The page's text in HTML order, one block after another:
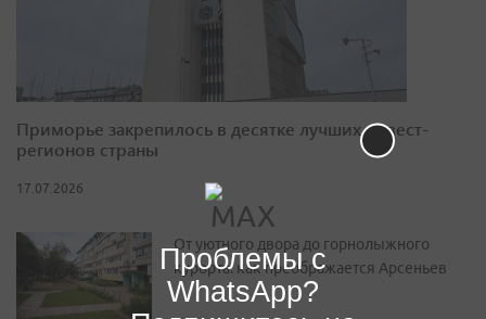
Приморье закрепилось в десятке лучших инвест-
регионов страны
17.07.2026
От уютного двора до горнолыжного
курорта: как преображается Арсеньев
Проблемы с
WhatsApp?